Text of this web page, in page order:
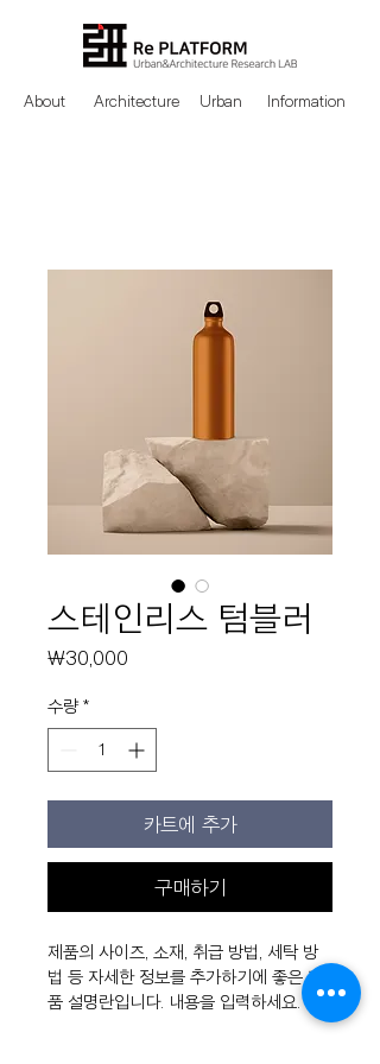
About Architecture Urban Information
스테인리스 텀블러
₩30,000
수량 *
카트에 추가
구매하기
제품의 사이즈, 소재, 취급 방법, 세탁 방
법 등 자세한 정보를 추가하기에 좋은 제
품 설명란입니다. 내용을 입력하세요.